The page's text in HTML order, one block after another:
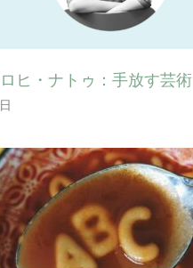
ヒ・ナトゥ：手放す芸術